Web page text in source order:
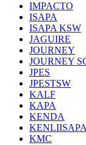
IMPACTO
ISAPA
ISAPA KSW
JAGUIRE
JOURNEY
JOURNEY
JPES
JPESTSW
KALF
KAPA
KENDA
KENLIISAPA
KMC